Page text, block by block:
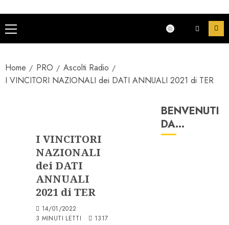
Menu
principale
Home PRO
Ascolti Radio
I VINCITORI NAZIONALI dei DATI ANNUALI 2021 di TER
I VINCITORI
NAZIONALI
dei DATI
ANNUALI
2021 di TER
14/01/2022
3 MINUTI LETTI
1317
BENVENUTI
DA…